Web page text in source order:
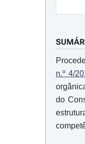
n.º 4/
do